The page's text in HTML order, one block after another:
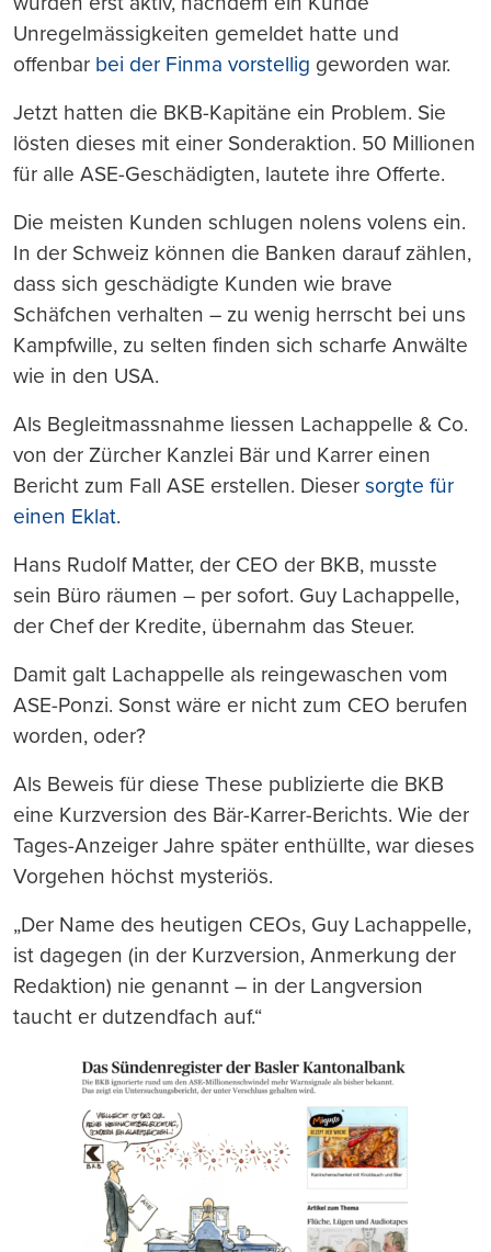
Unregelmässigkeiten gemeldet hatte und
offenbar bei der Finma vorstellig geworden war.
Jetzt hatten die BKB-Kapitäne ein Problem. Sie
lösten dieses mit einer Sonderaktion. 50 Millionen
für alle ASE-Geschädigten, lautete ihre Offerte.
Die meisten Kunden schlugen nolens volens ein.
In der Schweiz können die Banken darauf zählen,
dass sich geschädigte Kunden wie brave
Schäfchen verhalten – zu wenig herrscht bei uns
Kampfwille, zu selten finden sich scharfe Anwälte
wie in den USA.
Als Begleitmassnahme liessen Lachappelle & Co.
von der Zürcher Kanzlei Bär und Karrer einen
Bericht zum Fall ASE erstellen. Dieser sorgte für
einen Eklat.
Hans Rudolf Matter, der CEO der BKB, musste
sein Büro räumen – per sofort. Guy Lachappelle,
der Chef der Kredite, übernahm das Steuer.
Damit galt Lachappelle als reingewaschen vom
ASE-Ponzi. Sonst wäre er nicht zum CEO berufen
worden, oder?
Als Beweis für diese These publizierte die BKB
eine Kurzversion des Bär-Karrer-Berichts. Wie der
Tages-Anzeiger Jahre später enthüllte, war dieses
Vorgehen höchst mysteriös.
„Der Name des heutigen CEOs, Guy Lachappelle,
ist dagegen (in der Kurzversion, Anmerkung der
Redaktion) nie genannt – in der Langversion
taucht er dutzendfach auf.“